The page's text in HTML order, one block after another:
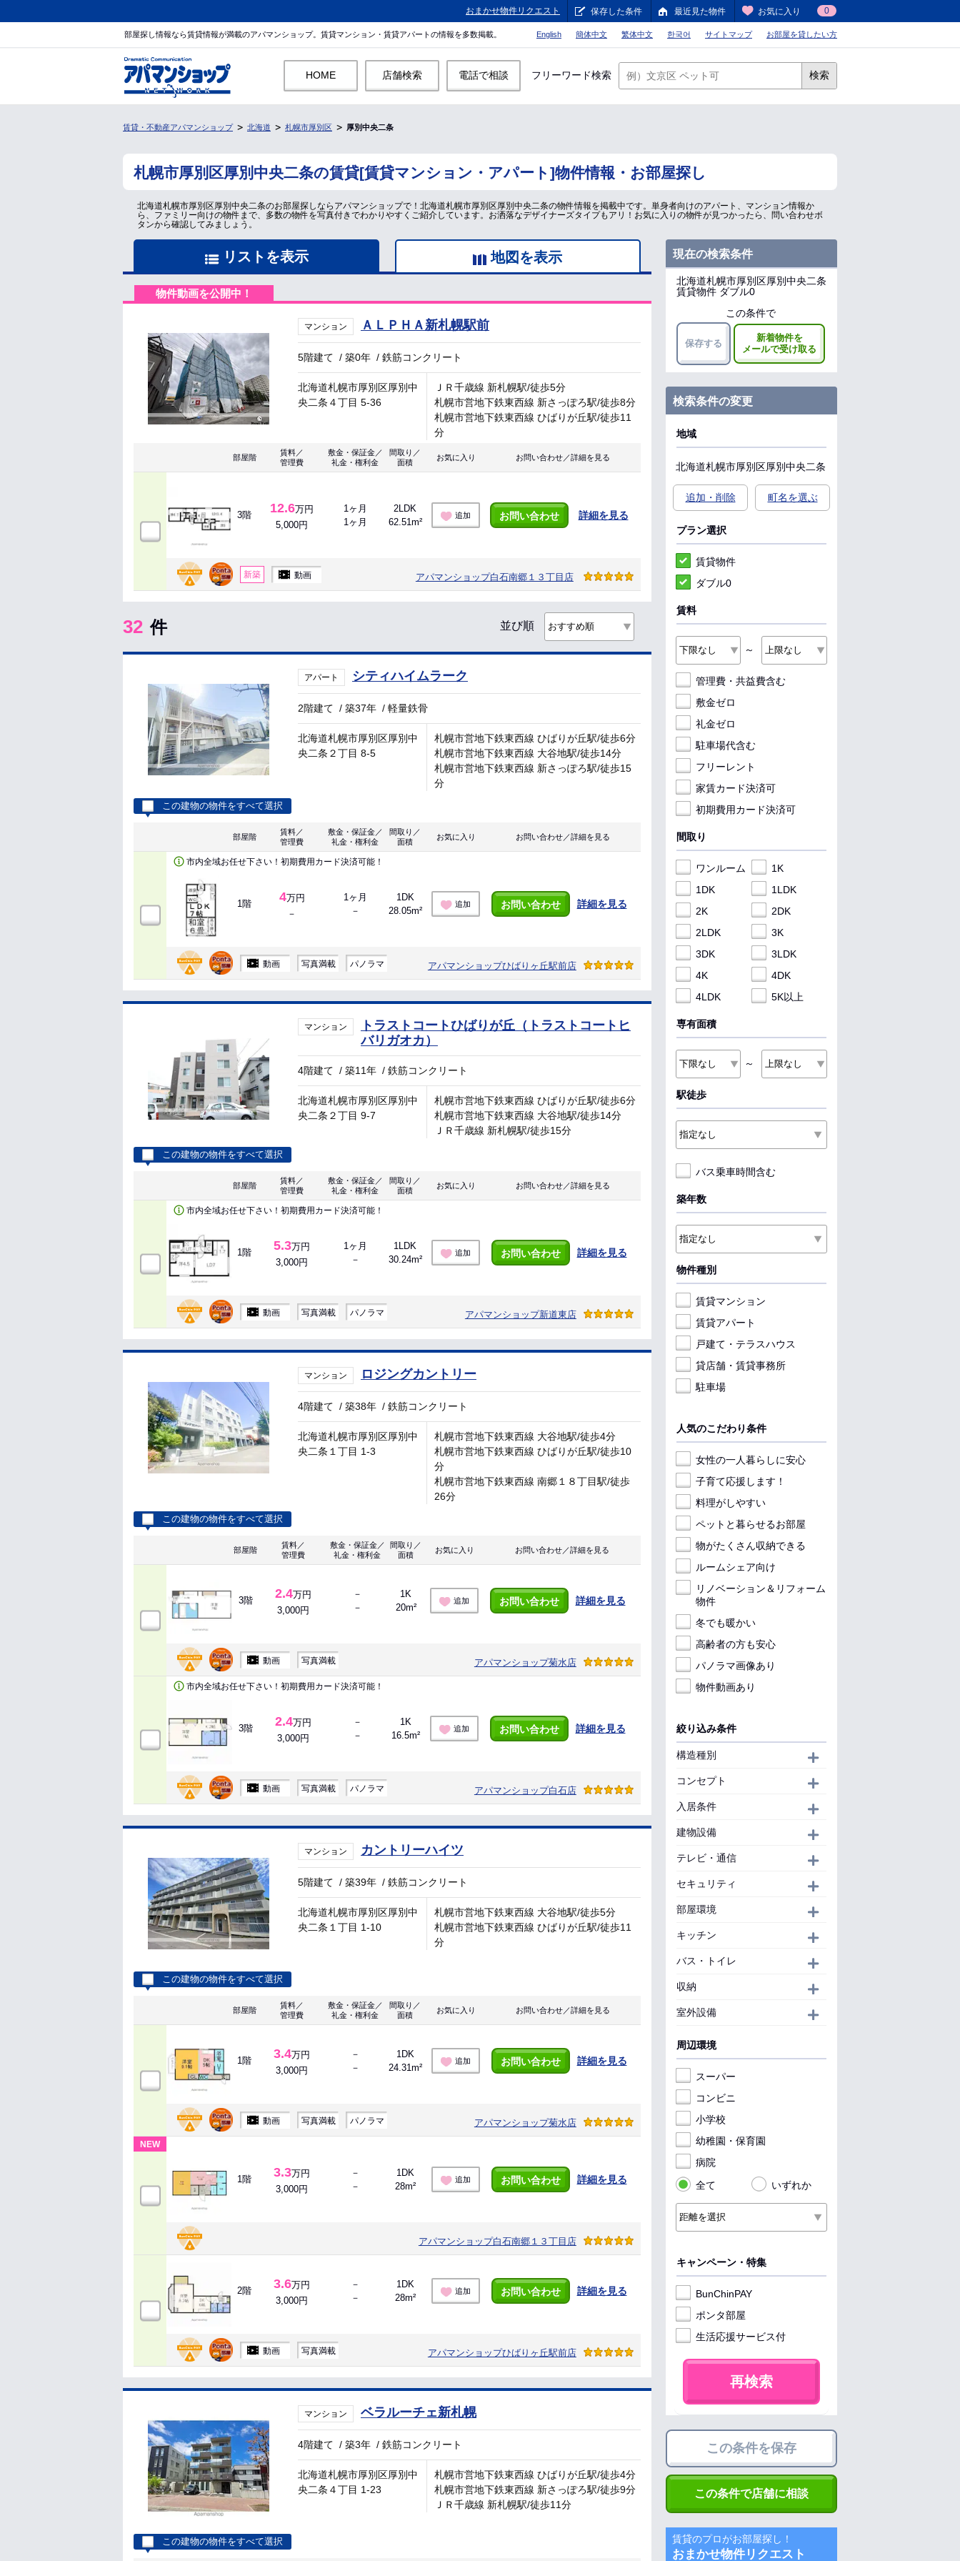
おまかせ物件リクエスト 保存した条件 最近見た物件 お気に入り 0
部屋探し情報なら賃貸情報が満載のアパマンショップ。賃貸マンション・賃貸アパートの情報を多数掲載。 English 簡体中文 繁体中文 한국어 サイトマップ お部屋を貸したい方
HOME 店舗検索 電話で相談 フリーワード検索 検索
賃貸・不動産アパマンショップ 北海道 札幌市厚別区 厚別中央二条
札幌市厚別区厚別中央二条の賃貸[賃貸マンション・アパート]物件情報・お部屋探し
北海道札幌市厚別区厚別中央二条のお部屋探しならアパマンショップで！北海道札幌市厚別区厚別中央二条の物件情報を掲載中です。単身者向けのアパート、マンション情報か
ら、ファミリー向けの物件まで、多数の物件を写真付きでわかりやすくご紹介しています。お洒落なデザイナーズタイプもアリ！お気に入りの物件が見つかったら、問い合わせボ
タンから確認してみましょう。
リストを表示 地図を表示
物件動画を公開中！
マンション ＡＬＰＨＡ新札幌駅前
5階建て /築0年 /鉄筋コンクリート
北海道札幌市厚別区厚別中
央二条４丁目 5-36
ＪＲ千歳線 新札幌駅/徒歩5分
札幌市営地下鉄東西線 新さっぽろ駅/徒歩8分
札幌市営地下鉄東西線 ひばりが丘駅/徒歩11
分
部屋階
賃料／
管理費
敷金・保証金／
礼金・権利金
間取り／
面積
お気に入り お問い合わせ／詳細を見る
3階 12.6万円
5,000円
1ヶ月
1ヶ月
2LDK
62.51m²
追加 お問い合わせ 詳細を見る
新築 動画 アパマンショップ白石南郷１３丁目店
32 件 並び順
アパート シティハイムラーク
2階建て /築37年 /軽量鉄骨
北海道札幌市厚別区厚別中
央二条２丁目 8-5
札幌市営地下鉄東西線 ひばりが丘駅/徒歩6分
札幌市営地下鉄東西線 大谷地駅/徒歩14分
札幌市営地下鉄東西線 新さっぽろ駅/徒歩15
分
この建物の物件をすべて選択
部屋階
賃料／
管理費
敷金・保証金／
礼金・権利金
間取り／
面積
お気に入り お問い合わせ／詳細を見る
市内全域お任せ下さい！初期費用カード決済可能！
1階 4万円
－
1ヶ月
－
1DK
28.05m²
追加 お問い合わせ 詳細を見る
動画 写真満載 パノラマ アパマンショップひばりヶ丘駅前店
マンション
トラストコートひばりが丘（トラストコートヒ
バリガオカ）
4階建て /築11年 /鉄筋コンクリート
北海道札幌市厚別区厚別中
央二条２丁目 9-7
札幌市営地下鉄東西線 ひばりが丘駅/徒歩6分
札幌市営地下鉄東西線 大谷地駅/徒歩14分
ＪＲ千歳線 新札幌駅/徒歩15分
この建物の物件をすべて選択
部屋階
賃料／
管理費
敷金・保証金／
礼金・権利金
間取り／
面積
お気に入り お問い合わせ／詳細を見る
市内全域お任せ下さい！初期費用カード決済可能！
1階 5.3万円
3,000円
1ヶ月
－
1LDK
30.24m²
追加 お問い合わせ 詳細を見る
動画 写真満載 パノラマ アパマンショップ新道東店
マンション ロジングカントリー
4階建て /築38年 /鉄筋コンクリート
北海道札幌市厚別区厚別中
央二条１丁目 1-3
札幌市営地下鉄東西線 大谷地駅/徒歩4分
札幌市営地下鉄東西線 ひばりが丘駅/徒歩10
分
札幌市営地下鉄東西線 南郷１８丁目駅/徒歩
26分
この建物の物件をすべて選択
部屋階
賃料／
管理費
敷金・保証金／
礼金・権利金
間取り／
面積
お気に入り お問い合わせ／詳細を見る
3階 2.4万円
3,000円
－
－
1K
20m²
追加 お問い合わせ 詳細を見る
動画 写真満載 アパマンショップ菊水店
市内全域お任せ下さい！初期費用カード決済可能！
3階 2.4万円
3,000円
－
－
1K
16.5m²
追加 お問い合わせ 詳細を見る
動画 写真満載 パノラマ アパマンショップ白石店
マンション カントリーハイツ
5階建て /築39年 /鉄筋コンクリート
北海道札幌市厚別区厚別中
央二条１丁目 1-10
札幌市営地下鉄東西線 大谷地駅/徒歩5分
札幌市営地下鉄東西線 ひばりが丘駅/徒歩11
分
この建物の物件をすべて選択
部屋階
賃料／
管理費
敷金・保証金／
礼金・権利金
間取り／
面積
お気に入り お問い合わせ／詳細を見る
1階 3.4万円
3,000円
－
－
1DK
24.31m²
追加 お問い合わせ 詳細を見る
動画 写真満載 パノラマ アパマンショップ菊水店
NEW
1階 3.3万円
3,000円
－
－
1DK
28m²
追加 お問い合わせ 詳細を見る
アパマンショップ白石南郷１３丁目店
2階 3.6万円
3,000円
－
－
1DK
28m²
追加 お問い合わせ 詳細を見る
動画 写真満載 アパマンショップひばりヶ丘駅前店
マンション ベラルーチェ新札幌
4階建て /築3年 /鉄筋コンクリート
北海道札幌市厚別区厚別中
央二条４丁目 1-23
札幌市営地下鉄東西線 ひばりが丘駅/徒歩4分
札幌市営地下鉄東西線 新さっぽろ駅/徒歩9分
ＪＲ千歳線 新札幌駅/徒歩11分
この建物の物件をすべて選択
現在の検索条件
北海道札幌市厚別区厚別中央二条
賃貸物件 ダブル0
この条件で
保存する
新着物件を
メールで受け取る
検索条件の変更
地域
北海道札幌市厚別区厚別中央二条
追加・削除 町名を選ぶ
プラン選択
賃貸物件
ダブル0
賃料
～
管理費・共益費含む
敷金ゼロ
礼金ゼロ
駐車場代含む
フリーレント
家賃カード決済可
初期費用カード決済可
間取り
ワンルーム
1K
1DK
1LDK
2K
2DK
2LDK
3K
3DK
3LDK
4K
4DK
4LDK
5K以上
専有面積
～
駅徒歩
バス乗車時間含む
築年数
物件種別
賃貸マンション
賃貸アパート
戸建て・テラスハウス
貸店舗・賃貸事務所
駐車場
人気のこだわり条件
女性の一人暮らしに安心
子育て応援します！
料理がしやすい
ペットと暮らせるお部屋
物がたくさん収納できる
ルームシェア向け
リノベーション＆リフォーム
物件
冬でも暖かい
高齢者の方も安心
パノラマ画像あり
物件動画あり
絞り込み条件
構造種別
コンセプト
入居条件
建物設備
テレビ・通信
セキュリティ
部屋環境
キッチン
バス・トイレ
収納
室外設備
周辺環境
スーパー
コンビニ
小学校
幼稚園・保育園
病院
全て
いずれか
キャンペーン・特集
BunChinPAY
ポンタ部屋
生活応援サービス付
再検索
この条件を保存
この条件で店舗に相談
賃貸のプロがお部屋探し！
おまかせ物件リクエスト